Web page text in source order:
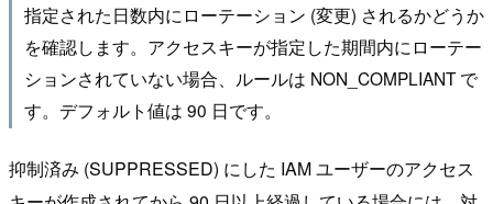
指定された日数内にローテーション (変更) されるかどうか
を確認します。アクセスキーが指定した期間内にローテー
ションされていない場合、ルールは NON_COMPLIANT で
す。デフォルト値は 90 日です。
抑制済み (SUPPRESSED) にした IAM ユーザーのアクセス